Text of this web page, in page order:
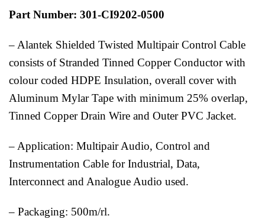
Part Number: 301-CI9202-0500
– Alantek Shielded Twisted Multipair Control Cable
consists of Stranded Tinned Copper Conductor with
colour coded HDPE Insulation, overall cover with
Aluminum Mylar Tape with minimum 25% overlap,
Tinned Copper Drain Wire and Outer PVC Jacket.
– Application: Multipair Audio, Control and
Instrumentation Cable for Industrial, Data,
Interconnect and Analogue Audio used.
– Packaging: 500m/rl.